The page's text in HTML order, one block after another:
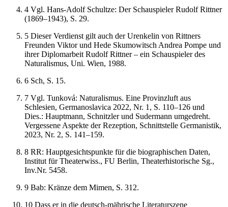
4 Vgl. Hans-Adolf Schultze: Der Schauspieler RudolfRittner
(1869–1943), S. 29.
5 Dieser Verdienst gilt auch der Urenkelin von Rittners
Freunden Viktor und Hede Skumowitsch Andrea Pompe und
ihrer DiplomarbeitRudolfRittner– ein Schauspieler des
Naturalismus, Uni. Wien, 1988.
6 Sch, S. 15.
7 Vgl. Tunková: Naturalismus. Eine Provinzluft aus
Schlesien, Germanoslavica 2022, Nr. 1, S. 110–126 und
Dies.: Hauptmann, Schnitzler und Sudermann umgedreht.
Vergessene Aspekte der Rezeption, Schnittstelle Germanistik,
2023, Nr. 2, S. 141–159.
8 RR: Hauptgesichtspunkte für die biographischen Daten,
Institut für Theaterwiss., FU Berlin, Theaterhistorische Sg.,
Inv.Nr. 5458.
9 Bab: Kränze dem Mimen, S. 312.
10 Dass er in die deutsch-mährische Literaturszene